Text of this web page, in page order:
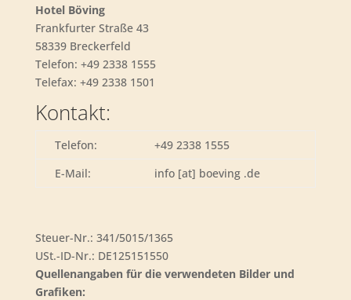
Hotel Böving
Frankfurter Straße 43
58339 Breckerfeld
Telefon: +49 2338 1555
Telefax: +49 2338 1501
Kontakt:
Telefon:
+49 2338 1555
E-Mail:
info [at] boeving .de
Steuer-Nr.: 341/5015/1365
USt.-ID-Nr.: DE125151550
Quellenangaben für die verwendeten Bilder und
Grafiken: